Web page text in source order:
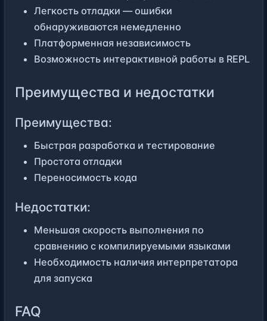
Легкость отладки — ошибки
обнаруживаются немедленно
Платформенная независимость
Возможность интерактивной работы в REPL
Преимущества и недостатки
Преимущества:
Быстрая разработка и тестирование
Простота отладки
Переносимость кода
Недостатки:
Меньшая скорость выполнения по
сравнению с компилируемыми языками
Необходимость наличия интерпретатора
для запуска
FAQ